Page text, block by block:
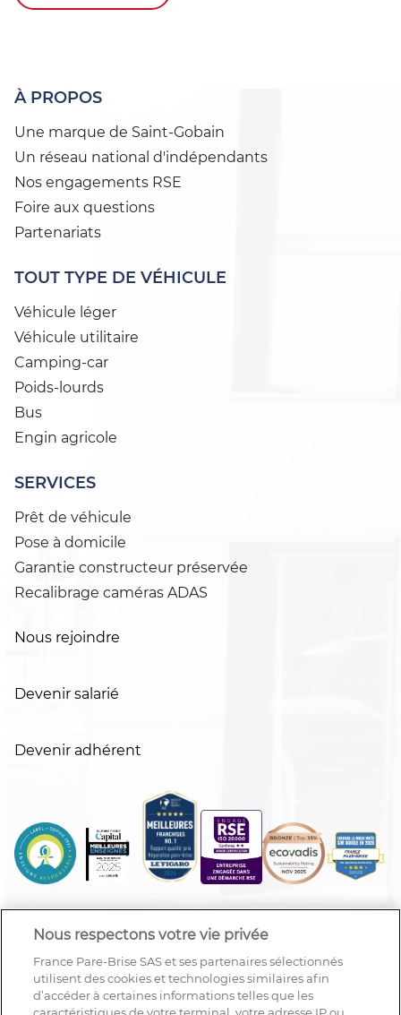
À PROPOS
Une marque de Saint-Gobain
Un réseau national d'indépendants
Nos engagements RSE
Foire aux questions
Partenariats
TOUT TYPE DE VÉHICULE
Véhicule léger
Véhicule utilitaire
Camping-car
Poids-lourds
Bus
Engin agricole
SERVICES
Prêt de véhicule
Pose à domicile
Garantie constructeur préservée
Recalibrage caméras ADAS
Nous rejoindre
Devenir salarié
Devenir adhérent
Nous respectons votre vie privée
France Pare-Brise SAS et ses partenaires sélectionnés
utilisent des cookies et technologies similaires afin
d’accéder à certaines informations telles que les